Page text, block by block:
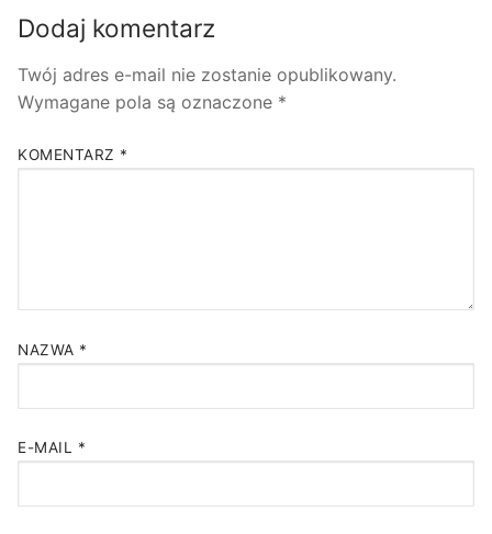
Dodaj komentarz
Twój adres e-mail nie zostanie opublikowany.
Wymagane pola są oznaczone *
KOMENTARZ *
NAZWA *
E-MAIL *